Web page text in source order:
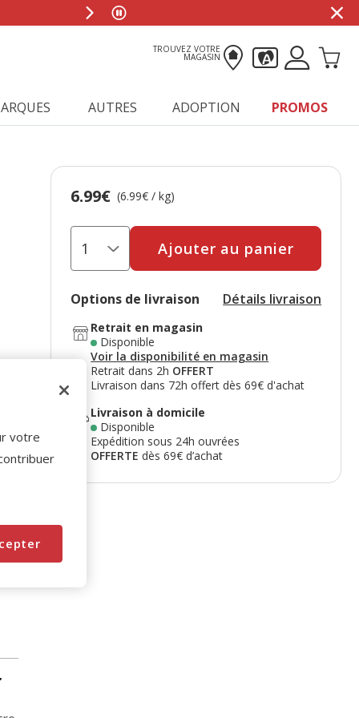
TROUVEZ VOTRE
MAGASIN
AUTRES ADOPTION PROMOS
Prix 6.99€, 6.99 EUR par kg
6.99€ (6.99€ / kg)
Ajouter au panier
Options de livraison Détails livraison
Retrait en magasin
Disponible
Voir la disponibilité en magasin
Retrait dans 2h OFFERT
Livraison dans 72h offert dès 69€ d'achat
Livraison à domicile
Disponible
Expédition sous 24h ouvrées
OFFERTEdès 69€ d’achat
votre